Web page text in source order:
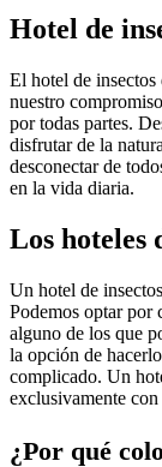
Hotel de
El hotel de insectos
nuestro
por todas partes.
disfrutar de la
desconectar de
en la vida diaria.
Los hoteles
Un hotel de
Podemos optar por
alguno de los que
la opción de
complicado. Un
exclusivamente
¿Por qué